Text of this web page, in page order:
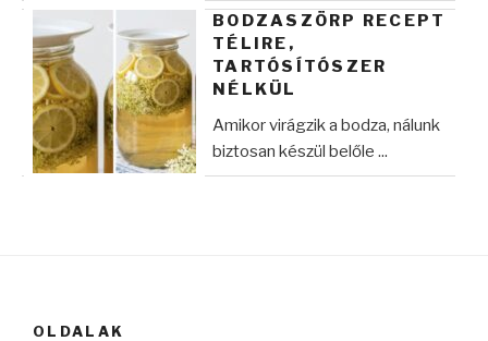
BODZASZÖRP RECEPT
TÉLIRE,
TARTÓSÍTÓSZER
NÉLKÜL
Amikor virágzik a bodza, nálunk
biztosan készül belőle ...
OLDALAK